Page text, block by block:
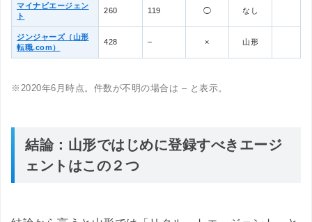
マイナビエージェン
ト
260 119 ◯ なし
ジンジャーズ（山形
転職.com）
428 – × 山形
※2020年6月時点。件数が不明の場合は – と表示。
結論：山形ではじめに登録すべきエージ
ェントはこの２つ